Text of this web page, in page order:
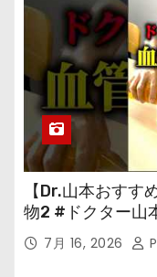
【Dr.山本おすす
物2 #ドクター山
7月 16, 2026